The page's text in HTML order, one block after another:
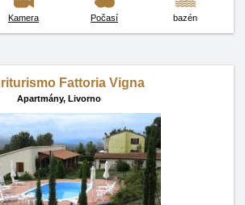
Kamera Počasí bazén
Fattoria Vigna
Apartmány, Livorno